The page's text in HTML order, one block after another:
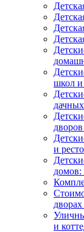
школ и
и
домов:
и